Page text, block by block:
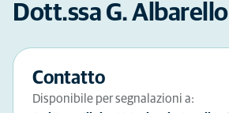
Dott.ssa G. Albarello
Contatto
Disponibile per segnalazioni a: